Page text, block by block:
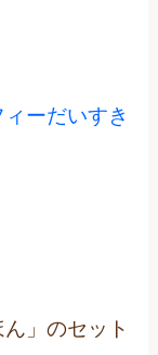
ーだいすき
」のセット